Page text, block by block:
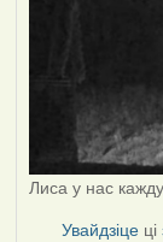
Лиса у нас
Увайдзіце ці